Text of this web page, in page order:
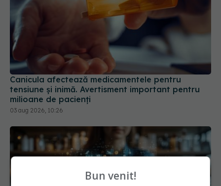
Canicula afectează medicamentele pentru
tensiune și inimă. Avertisment important pentru
milioane de pacienți
03 aug 2026, 10:26
Bun venit!